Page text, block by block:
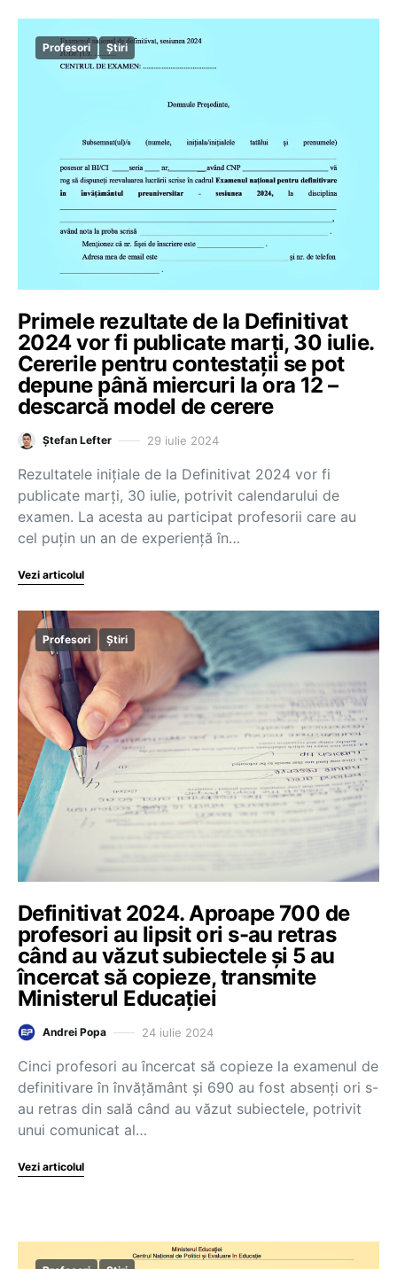
Profesori Știri
Primele rezultate de la Definitivat
2024 vor fi publicate marți, 30 iulie.
Cererile pentru contestații se pot
depune până miercuri la ora 12 –
descarcă model de cerere
Ștefan Lefter 29 iulie 2024
Rezultatele inițiale de la Definitivat 2024 vor fi
publicate marți, 30 iulie, potrivit calendarului de
examen. La acesta au participat profesorii care au
cel puțin un an de experiență în…
Vezi articolul
Profesori Știri
Definitivat 2024. Aproape 700 de
profesori au lipsit ori s-au retras
când au văzut subiectele și 5 au
încercat să copieze, transmite
Ministerul Educației
Andrei Popa 24 iulie 2024
Cinci profesori au încercat să copieze la examenul de
definitivare în învățământ și 690 au fost absenți ori s-
au retras din sală când au văzut subiectele, potrivit
unui comunicat al…
Vezi articolul